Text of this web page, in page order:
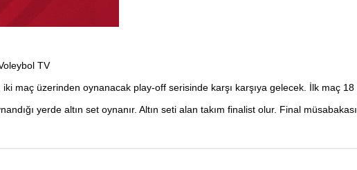
TV
maç üzerinden oynanacak play-off serisinde karşı karşıya gelecek. İlk maç 18
yerde altın set oynanır. Altın seti alan takım finalist olur. Final